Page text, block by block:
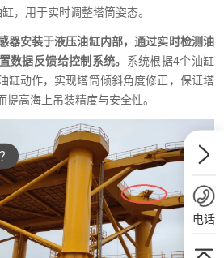
，用于实时调整塔筒姿态。
器安装于液压油缸内部，通过实时检测油
数据反馈给控制系统。 系统根据4个油缸
缸动作，实现塔筒倾斜角度修正，保证塔
高海上吊装精度与安全性。
电话